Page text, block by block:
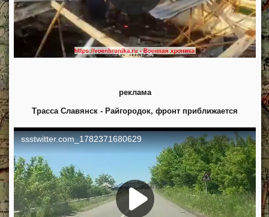
реклама
Трасса Славянск - Райгородок, фронт приближается